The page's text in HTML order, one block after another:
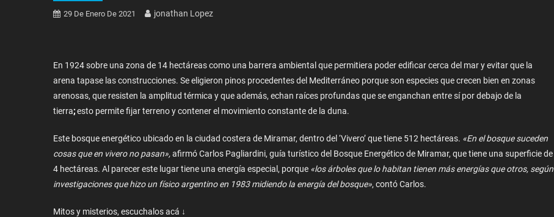
29 De Enero De 2021 Jonathan Lopez
En 1924 sobre una zona de 14 hectáreas como una barrera ambiental que permitiera poder edificar cerca del mar y evitar que la
arena tapase las construcciones. Se eligieron pinos procedentes del Mediterráneo porque son especies que crecen bien en zonas
arenosas, que resisten la amplitud térmica y que además, echan raíces profundas que se enganchan entre sí por debajo de la
tierra;esto permite fijar terreno y contener el movimiento constante de la duna.
Este bosque energético ubicado en la ciudad costera de Miramar, dentro del ‘Vivero’ que tiene 512 hectáreas. «En el bosque suceden
cosas que en vivero no pasan»,afirmó Carlos Pagliardini, guía turístico del Bosque Energético de Miramar, que tiene una superficie de
4 hectáreas. Al parecer este lugar tiene una energía especial, porque «los árboles que lo habitan tienen más energías que otros, según
investigaciones que hizo un físico argentino en 1983 midiendo la energía del bosque», contó Carlos.
Mitos y misterios, escuchalos acá ↓